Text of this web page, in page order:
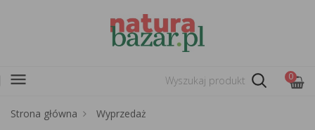
menu 0
Strona główna Wyprzedaż